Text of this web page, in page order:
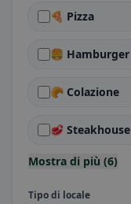
🍕 Pizza
🍔 Hamburger
🥐 Colazione
🥩 Steakhouse
Mostra di più (6)
Tipo di locale